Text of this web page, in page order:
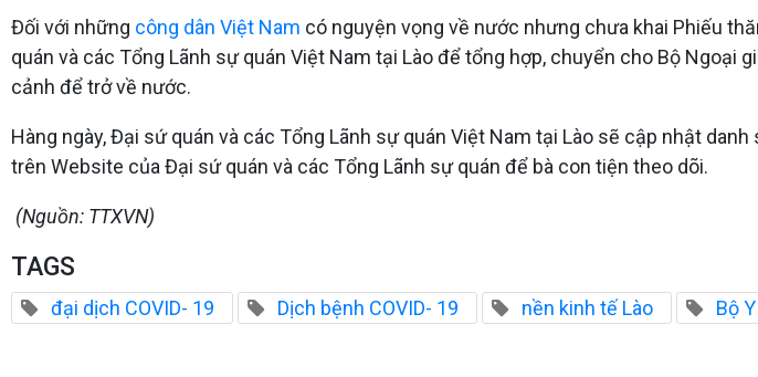
Đối với những công dân Việt Nam có nguyện vọng về nước nhưng chưa khai Phiếu
quán và các Tổng Lãnh sự quán Việt Nam tại Lào để tổng hợp, chuyển cho Bộ
cảnh để trở về nước.
Hàng ngày, Đại sứ quán và các Tổng Lãnh sự quán Việt Nam tại Lào sẽ cập nhật
trên Website của Đại sứ quán và các Tổng Lãnh sự quán để bà con tiện theo dõi.
(Nguồn: TTXVN)
TAGS
đại dịch COVID- 19 Dịch bệnh COVID- 19 nền kinh tế Lào Bộ